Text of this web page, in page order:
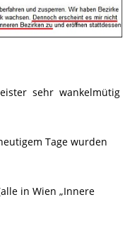
sehr wankelmütig
Tage wurden
in Wien „Innere